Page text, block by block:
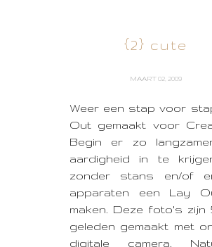
{2} cute
MAART 02, 2009
Weer een stap voor
Out gemaakt voor
Begin er zo
aardigheid in te
zonder stans en/of
apparaten een Lay
maken. Deze foto's zijn
geleden gemaakt met
digitale camera.